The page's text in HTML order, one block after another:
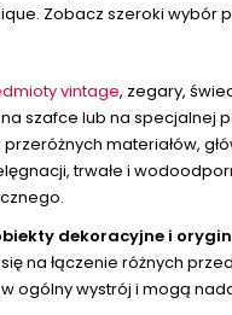
Zobacz szeroki wybór
vintage, zegary,
szafce lub na specjalnej
materiałów,
trwałe i
dekoracyjne i
na łączenie różnych
ogólny wystrój i mogą